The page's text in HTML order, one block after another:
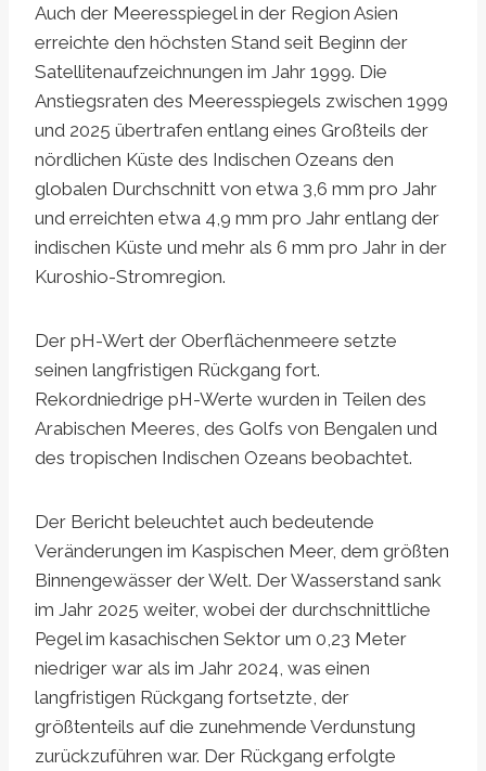
Auch der Meeresspiegel in der Region Asien
erreichte den höchsten Stand seit Beginn der
Satellitenaufzeichnungen im Jahr 1999. Die
Anstiegsraten des Meeresspiegels zwischen 1999
und 2025 übertrafen entlang eines Großteils der
nördlichen Küste des Indischen Ozeans den
globalen Durchschnitt von etwa 3,6 mm pro Jahr
und erreichten etwa 4,9 mm pro Jahr entlang der
indischen Küste und mehr als 6 mm pro Jahr in der
Kuroshio-Stromregion.
Der pH-Wert der Oberflächenmeere setzte
seinen langfristigen Rückgang fort.
Rekordniedrige pH-Werte wurden in Teilen des
Arabischen Meeres, des Golfs von Bengalen und
des tropischen Indischen Ozeans beobachtet.
Der Bericht beleuchtet auch bedeutende
Veränderungen im Kaspischen Meer, dem größten
Binnengewässer der Welt. Der Wasserstand sank
im Jahr 2025 weiter, wobei der durchschnittliche
Pegel im kasachischen Sektor um 0,23 Meter
niedriger war als im Jahr 2024, was einen
langfristigen Rückgang fortsetzte, der
größtenteils auf die zunehmende Verdunstung
zurückzuführen war. Der Rückgang erfolgte